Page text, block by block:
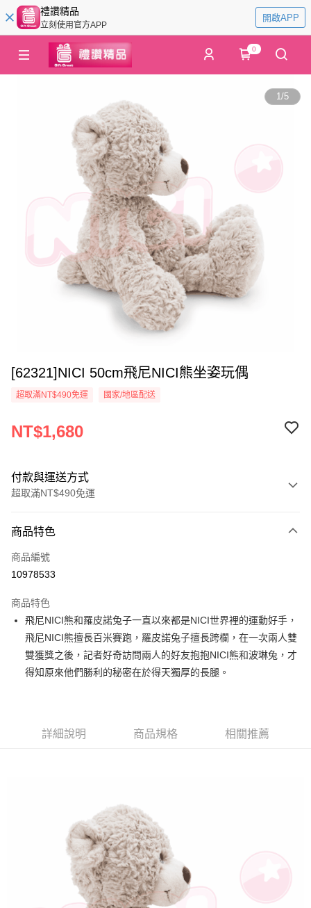
禮讚精品
立刻使用官方APP
開啟APP
0
1/5
[62321]NICI 50cm飛尼NICI熊坐姿玩偶
超取滿NT$490免運 國家/地區配送
NT$1,680
付款與運送方式
超取滿NT$490免運
信用卡一次付款
超商取貨付款
Apple Pay
街口支付
悠遊付
【關於「AFTEE先享後付」】
AFTEE先享後付是「在收到商品之後才付款」的支付方式。 讓您購物簡單
【「AFTEE先享後付」結帳流程】
１．於結帳方式選擇「AFTEE先享後付」後，將跳轉至「AFTEE先享後付」
結帳頁面，進行簡訊認證並確認金額後，即可完成結帳。
２．訂單成立數日內，您將收到繳費通知簡訊。
３．收到繳費通知簡訊後14天內，點擊此簡訊中的連結，可透過四大超商／
ATM／網路銀行／等多元方式進行付款，方視為交易完成。
※ 請注意：結帳手續完成當下不需立刻繳費，但若您需要取消訂單，請聯絡
購買商品的店家。未經商家同意取消之訂單仍視為有效，需透過AFTEE先享
ATM付款
每筆NT$100，滿NT$490(含以上)免運費
7-11付款取貨
每筆NT$100，滿NT$490(含以上)免運費
每筆NT$100，滿NT$990(含以上)免運費
商品特色
商品編號
10978533
商品特色
飛尼NICI熊和羅皮諾兔子一直以來都是NICI世界裡的運動好手，
飛尼NICI熊擅長百米賽跑，羅皮諾兔子擅長跨欄，在一次兩人雙
雙獲獎之後，記者好奇訪問兩人的好友抱抱NICI熊和波琳兔，才
得知原來他們勝利的秘密在於得天獨厚的長腿。
詳細說明 商品規格 相關推薦